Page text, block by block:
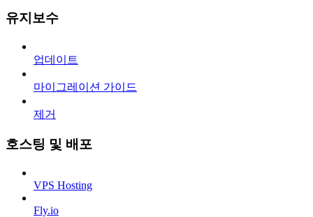
유지보수
업데이트
마이그레이션 가이드
제거
호스팅 및 배포
VPS Hosting
Fly.io